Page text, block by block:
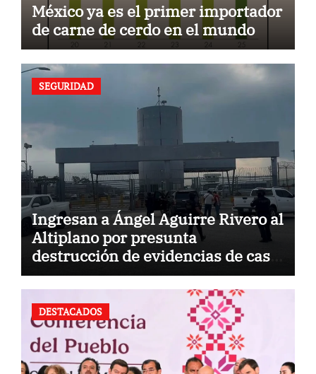
México ya es el primer importador
de carne de cerdo en el mundo
SEGURIDAD
Ingresan a Ángel Aguirre Rivero al
Altiplano por presunta
destrucción de evidencias de caso
Ayotzinapa
DESTACADOS